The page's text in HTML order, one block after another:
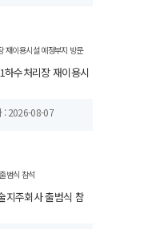
수처리장 재이용시
: 2026-08-07
지주회사 출범식 참